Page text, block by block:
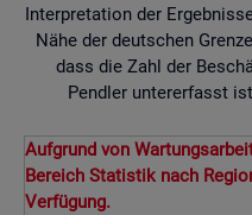
Interpretation der
Nähe der deutschen
dass die Zahl der
Pendler untererfasst
Aufgrund von
Bereich Statistik nach
Verfügung.